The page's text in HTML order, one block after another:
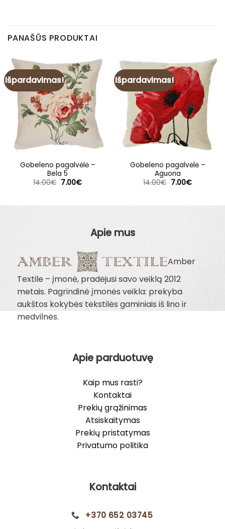
PANAŠŪS PRODUKTAI
Išpardavimas!
Gobeleno pagalvėlė –
Bela 5
14.00€ Original
7.00€Current
Išpardavimas!
Gobeleno pagalvėlė –
Aguona
14.00€ Original
7.00€Current
Apie mus
Amber
Textile – įmonė, pradėjusi savo veiklą 2012
metais. Pagrindinė įmonės veikla: prekyba
aukštos kokybės tekstilės gaminiais iš lino ir
medvilnės.
Apie parduotuvę
Kaip mus rasti?
Kontaktai
Prekių grąžinimas
Atsiskaitymas
Prekių pristatymas
Privatumo politika
Kontaktai
+370 652 03745